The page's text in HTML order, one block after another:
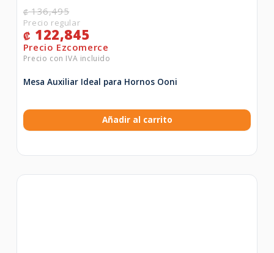
₡136,495
₡ 122,845
Mesa Auxiliar Ideal para Hornos Ooni
Añadir al carrito